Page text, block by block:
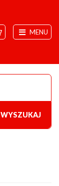
MENU
WYSZUKAJ